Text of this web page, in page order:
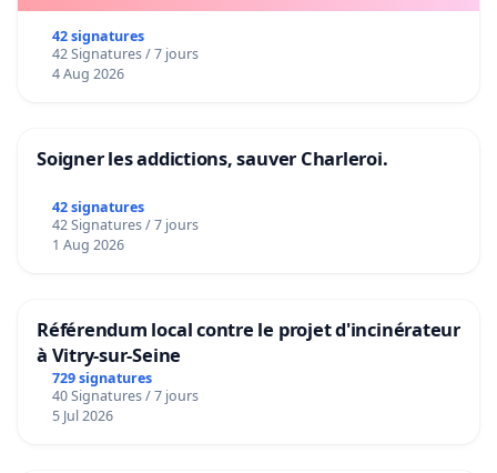
42 signatures
42 Signatures / 7 jours
4 Aug 2026
Soigner les addictions, sauver Charleroi.
42 signatures
42 Signatures / 7 jours
1 Aug 2026
Référendum local contre le projet d'incinérateur
à Vitry-sur-Seine
729 signatures
40 Signatures / 7 jours
5 Jul 2026